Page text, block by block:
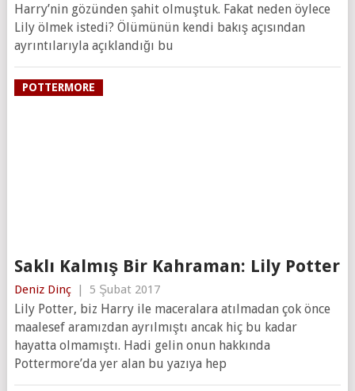
Harry’nin gözünden şahit olmuştuk. Fakat neden öylece
Lily ölmek istedi? Ölümünün kendi bakış açısından
ayrıntılarıyla açıklandığı bu
POTTERMORE
Saklı Kalmış Bir Kahraman: Lily Potter
Deniz Dinç | 5 Şubat 2017
Lily Potter, biz Harry ile maceralara atılmadan çok önce
maalesef aramızdan ayrılmıştı ancak hiç bu kadar
hayatta olmamıştı. Hadi gelin onun hakkında
Pottermore’da yer alan bu yazıya hep